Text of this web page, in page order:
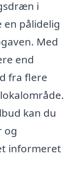
i
pålidelig
Med
end
fra flere
kan du
og
informeret